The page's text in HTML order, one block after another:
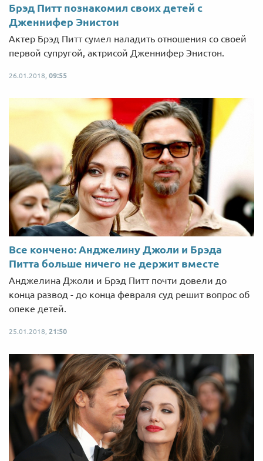
Брэд Питт познакомил своих детей с
Дженнифер Энистон
Актер Брэд Питт сумел наладить отношения со своей
первой супругой, актрисой Дженнифер Энистон.
26.01.2018, 09:55
Все кончено: Анджелину Джоли и Брэда
Питта больше ничего не держит вместе
Анджелина Джоли и Брэд Питт почти довели до
конца развод - до конца февраля суд решит вопрос об
опеке детей.
25.01.2018, 21:50